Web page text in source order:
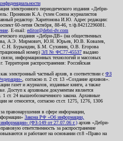
электронного периодического издания «Дебри-
Пронякин К.А. (член Союза журналистов
редактор: Харитонова И.Ю. Адрес редакции:
60-летия Октября, 88-46, т./ф.84212296081.
. E-mail: editor@debri-dv.com
издания «Дебри-ДВ» (на общественных
А.Э. Мирмович, Ю.Н. Юрьев, Ю.В. Ковалев,
Бурындин, Б.М. Сухинин, О.В. Егорова
номер) ЭЛ № ФС77-45537 выдано
информационных технологий и массовых
Территория распространения: Российская
электронный частный архив, в соответствии с ФЗ
, согласно п. 2 ст. 13 «Создание архивов».
газет и журналов, изданные книги, а также
Доступ к архивным документам является
1 ст. 24 вышеобозначенного закона. Архивные
не относятся, согласно ст.ст. 1275, 1276, 1306
правонарушения в сфере информации,
Закона РФ «Об информации,
(ФЗ-149 от 27.07.06 г.) архив «Дебри-
ответственность за распространение
и работают на основании ст.8 «Право на